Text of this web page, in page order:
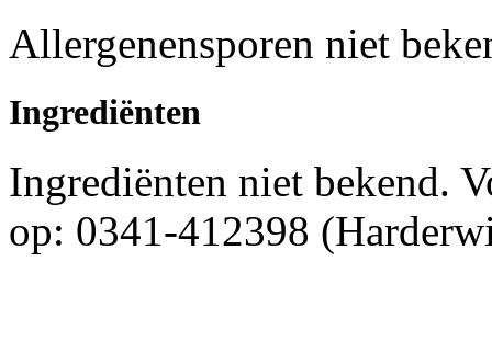
Allergenensporen niet
Ingrediënten
Ingrediënten niet bekend.
op: 0341-412398